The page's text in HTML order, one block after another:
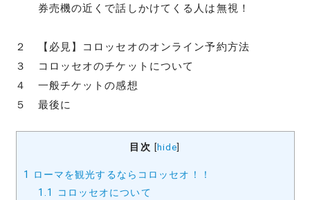
券売機の近くで話しかけてくる人は無視！
２ 【必見】コロッセオのオンライン予約方法
３ コロッセオのチケットについて
４ 一般チケットの感想
５ 最後に
目次 hide
1
ローマを観光するならコロッセオ！！
1.1
コロッセオについて